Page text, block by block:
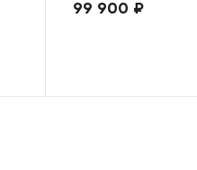
99 900 ₽